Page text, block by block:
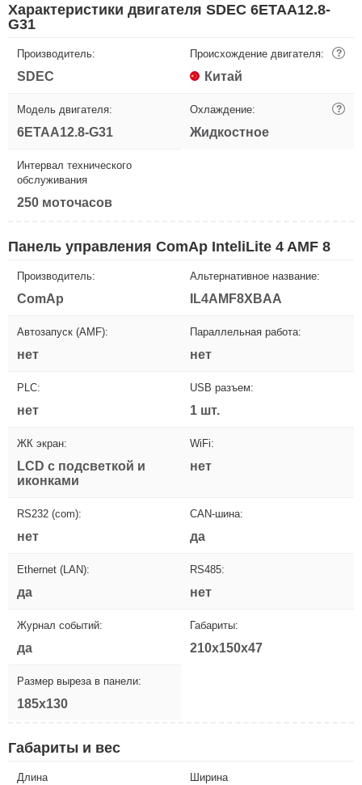
Характеристики двигателя SDEC 6ETAA12.8-
G31
Производитель:
SDEC
Происхождение двигателя: ?
Китай
Модель двигателя:
6ETAA12.8-G31
Охлаждение: ?
Жидкостное
Интервал технического
обслуживания
250 моточасов
Панель управления ComAp InteliLite 4 AMF 8
Производитель:
ComAp
Альтернативное название:
IL4AMF8XBAA
Автозапуск (AMF):
нет
Параллельная работа:
нет
PLC:
нет
USB разъем:
1 шт.
ЖК экран:
LCD с подсветкой и
иконками
WiFi:
нет
RS232 (com):
нет
CAN-шина:
да
Ethernet (LAN):
да
RS485:
нет
Журнал событий:
да
Габариты:
210x150x47
Размер выреза в панели:
185x130
Габариты и вес
Длина Ширина